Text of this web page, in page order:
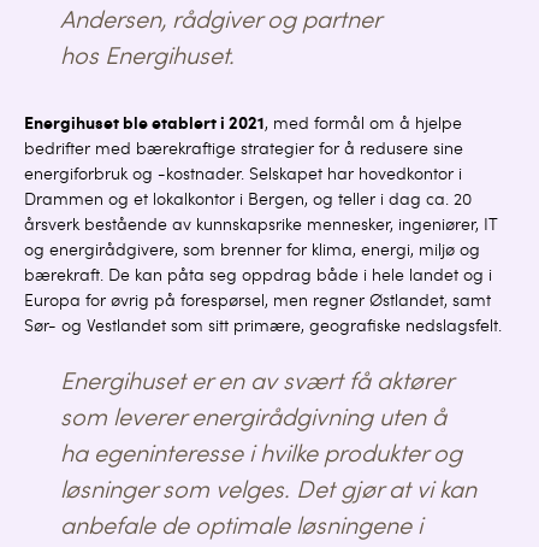
Andersen, rådgiver og partner
hos Energihuset.
Energihuset ble etablert i 2021, med formål om å hjelpe
bedrifter med bærekraftige strategier for å redusere sine
energiforbruk og -kostnader. Selskapet har hovedkontor i
Drammen og et lokalkontor i Bergen, og teller i dag ca. 20
årsverk bestående av kunnskapsrike mennesker, ingeniører, IT
og energirådgivere, som brenner for klima, energi, miljø og
bærekraft. De kan påta seg oppdrag både i hele landet og i
Europa for øvrig på forespørsel, men regner Østlandet, samt
Sør- og Vestlandet som sitt primære, geografiske nedslagsfelt.
Energihuset er en av svært få aktører
som leverer energirådgivning uten å
ha egeninteresse i hvilke produkter og
løsninger som velges. Det gjør at vi kan
anbefale de optimale løsningene i